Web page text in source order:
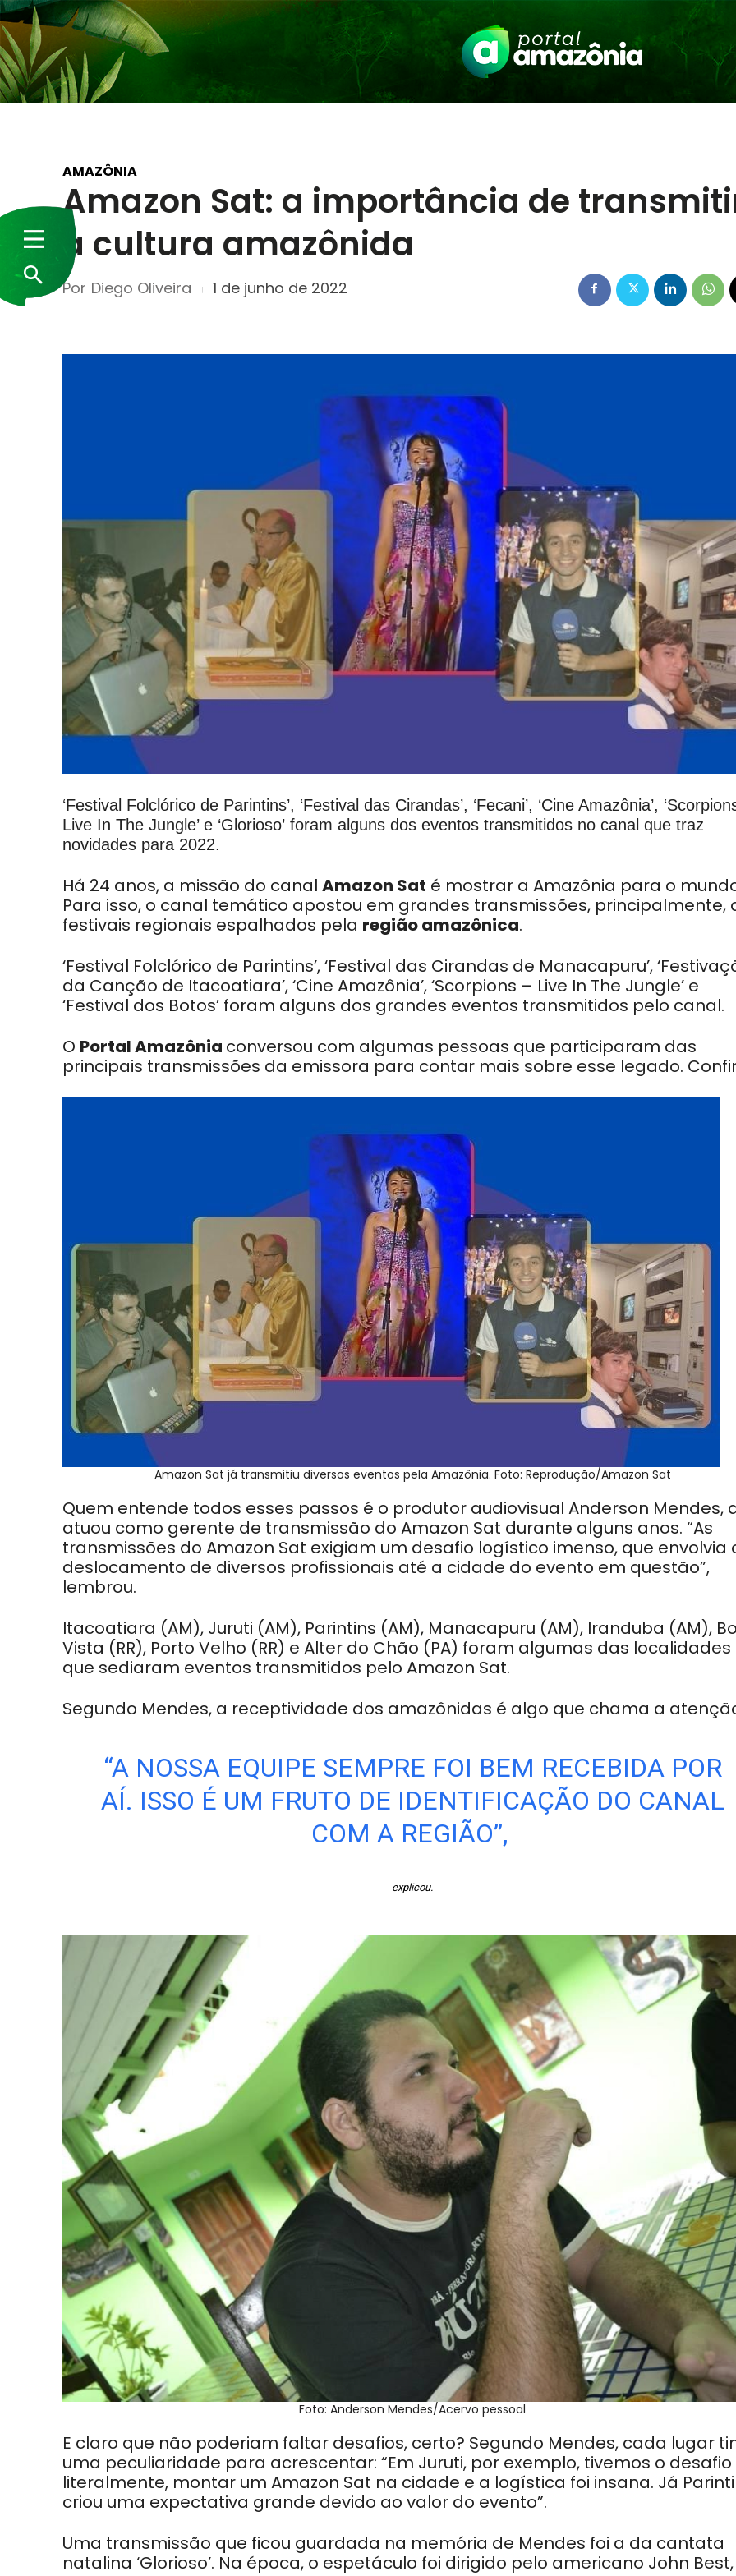
AMAZÔNIA
Amazon Sat: a importância de
a cultura amazônida
Por Diego Oliveira 1 de junho de 2022
‘Festival Folclórico de Parintins’, ‘Festival das Cirandas’, ‘Fecani’, ‘Cine Amazônia’,
Live In The Jungle’ e ‘Glorioso’ foram alguns dos eventos transmitidos no canal que traz
novidades para 2022.
Há 24 anos, a missão do canal Amazon Sat é mostrar a Amazônia para o
Para isso, o canal temático apostou em grandes transmissões, principalmente,
festivais regionais espalhados pela região amazônica.
‘Festival Folclórico de Parintins’, ‘Festival das Cirandas de Manacapuru’,
da Canção de Itacoatiara’, ‘Cine Amazônia’, ‘Scorpions – Live In The Jungle’ e
‘Festival dos Botos’ foram alguns dos grandes eventos transmitidos pelo canal.
O Portal Amazônia conversou com algumas pessoas que participaram das
principais transmissões da emissora para contar mais sobre esse legado.
Amazon Sat já transmitiu diversos eventos pela Amazônia. Foto: Reprodução/Amazon Sat
Quem entende todos esses passos é o produtor audiovisual Anderson Mendes,
atuou como gerente de transmissão do Amazon Sat durante alguns anos. “As
transmissões do Amazon Sat exigiam um desafio logístico imenso, que envolvia
deslocamento de diversos profissionais até a cidade do evento em questão”,
lembrou.
Itacoatiara (AM), Juruti (AM), Parintins (AM), Manacapuru (AM), Iranduba (AM),
Vista (RR), Porto Velho (RR) e Alter do Chão (PA) foram algumas das localidades
que sediaram eventos transmitidos pelo Amazon Sat.
Segundo Mendes, a receptividade dos amazônidas é algo que chama a
“A NOSSA EQUIPE SEMPRE FOI BEM RECEBIDA POR
AÍ. ISSO É UM FRUTO DE IDENTIFICAÇÃO DO CANAL
COM A REGIÃO”,
explicou.
Foto: Anderson Mendes/Acervo pessoal
E claro que não poderiam faltar desafios, certo? Segundo Mendes, cada lugar
uma peculiaridade para acrescentar: “Em Juruti, por exemplo, tivemos o desafio
literalmente, montar um Amazon Sat na cidade e a logística foi insana. Já
criou uma expectativa grande devido ao valor do evento”.
Uma transmissão que ficou guardada na memória de Mendes foi a da cantata
natalina ‘Glorioso’. Na época, o espetáculo foi dirigido pelo americano John Best,